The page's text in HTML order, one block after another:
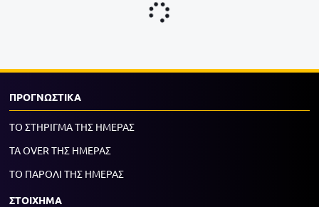
ΠΡΟΓΝΩΣΤΙΚΑ
ΤΟ ΣΤΗΡΙΓΜΑ ΤΗΣ ΗΜΕΡΑΣ
ΤΑ OVER ΤΗΣ ΗΜΕΡΑΣ
ΤΟ ΠΑΡΟΛΙ ΤΗΣ ΗΜΕΡΑΣ
ΣΤΟΙΧΗΜΑ